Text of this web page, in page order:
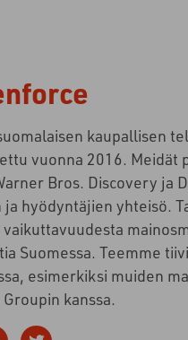
kaupallisen
vuonna 2016. Meidät
Bros. Discovery ja
hyödyntäjien yhteisö.
Suomessa. Teemme
esimerkiksi muiden
kanssa.